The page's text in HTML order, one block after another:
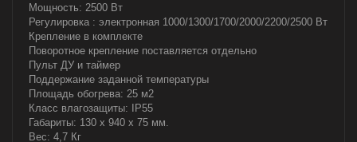
Мощность: 2500 Вт
Регулировка : электронная 1000/1300/1700/2000/2200/2500 Вт
Крепление в комплекте
Поворотное крепление поставляется отдельно
Пульт ДУ и таймер
Поддержание заданной температуры
Площадь обогрева: 25 м2
Класс влагозащиты: IP55
Габариты: 130 x 940 x 75 мм.
Вес: 4,7 Кг